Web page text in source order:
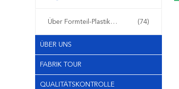
Über Formteil-Plastikfiltern (74)
ÜBER UNS
FABRIK TOUR
QUALITÄTSKONTROLLE